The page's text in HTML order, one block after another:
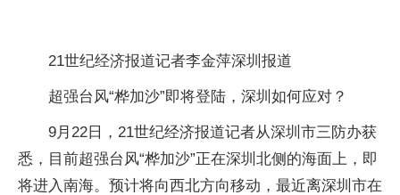
21世纪经济报道记者李金萍深圳报道
超强台风“桦加沙”即将登陆，深圳如何应对？
9月22日，21世纪经济报道记者从深圳市三防办获
悉，目前超强台风“桦加沙”正在深圳北侧的海面上，即
将进入南海。预计将向西北方向移动，最近离深圳市在